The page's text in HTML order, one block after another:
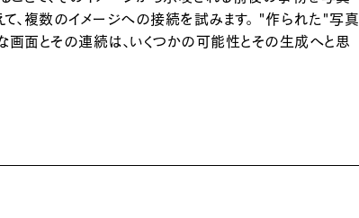
、複数のイメージへの接続を試みます。 "作られた"写真
面とその連続は、いくつかの可能性とその生成へと思